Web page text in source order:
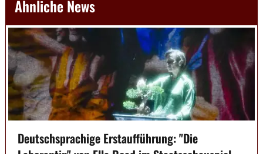
Ähnliche News
Deutschsprachige Erstaufführung: "Die